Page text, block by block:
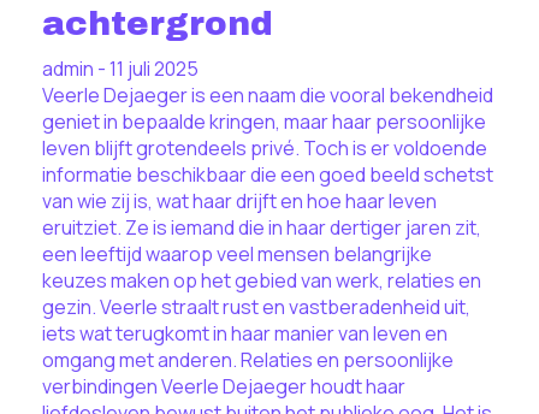
achtergrond
admin - 11 juli 2025
Veerle Dejaeger is een naam die vooral bekendheid
geniet in bepaalde kringen, maar haar persoonlijke
leven blijft grotendeels privé. Toch is er voldoende
informatie beschikbaar die een goed beeld schetst
van wie zij is, wat haar drijft en hoe haar leven
eruitziet. Ze is iemand die in haar dertiger jaren zit,
een leeftijd waarop veel mensen belangrijke
keuzes maken op het gebied van werk, relaties en
gezin. Veerle straalt rust en vastberadenheid uit,
iets wat terugkomt in haar manier van leven en
omgang met anderen. Relaties en persoonlijke
verbindingen Veerle Dejaeger houdt haar